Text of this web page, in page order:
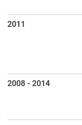
2011
2008 - 2014